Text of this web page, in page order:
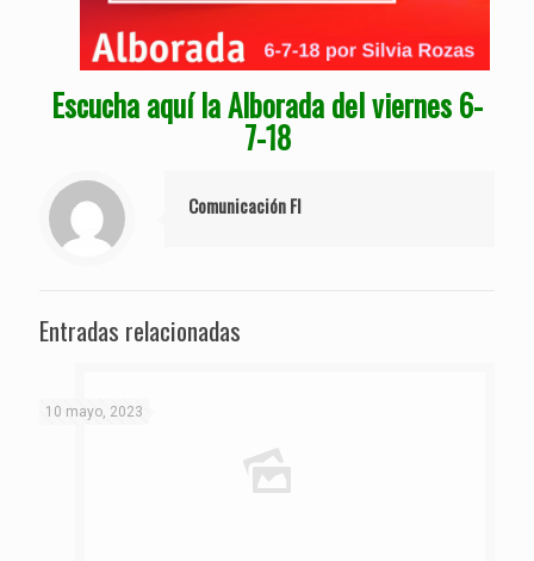
Escucha aquí la Alborada del viernes 6-
7-18
Comunicación FI
Entradas relacionadas
10 mayo, 2023